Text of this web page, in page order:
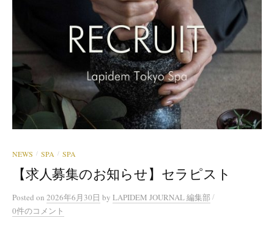
NEWS / SPA / SPA
【求人募集のお知らせ】セラピスト
Posted on 2026年6月30日 by LAPIDEM JOURNAL 編集部 /
0件のコメント